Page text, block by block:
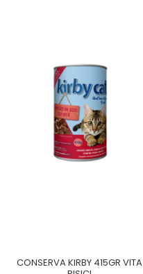
CONSERVA KIRBY 415GR VITA